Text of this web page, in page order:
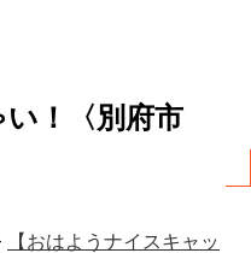
！〈別府市
【おはようナイスキャッ